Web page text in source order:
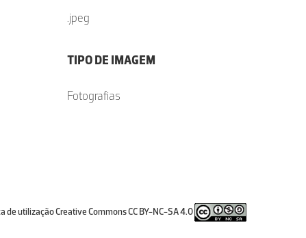
.jpeg
TIPO DE IMAGEM
Fotografias
de utilização Creative Commons CC BY-NC-SA 4.0